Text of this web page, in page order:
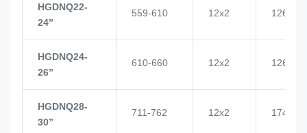
HGDNQ22-
24’’
559-610 12x2 1268
HGDNQ24-
26’’
610-660 12x2 1268
HGDNQ28-
30’’
711-762 12x2 1748